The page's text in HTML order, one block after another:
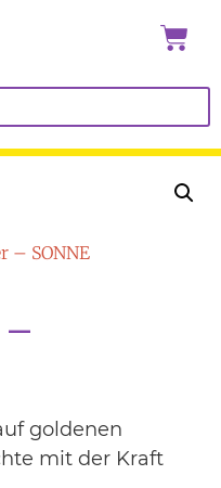
– SONNE
goldenen
mit der Kraft